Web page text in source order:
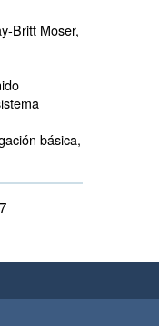
Britt Moser,
básica,